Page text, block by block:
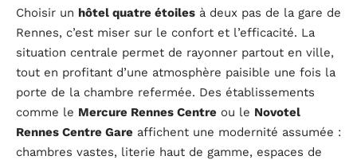
Choisir un hôtel quatre étoiles à deux pas de la gare de
Rennes, c’est miser sur le confort et l’efficacité. La
situation centrale permet de rayonner partout en ville,
tout en profitant d’une atmosphère paisible une fois la
porte de la chambre refermée. Des établissements
comme le Mercure Rennes Centre ou le Novotel
Rennes Centre Gare affichent une modernité assumée :
chambres vastes, literie haut de gamme, espaces de